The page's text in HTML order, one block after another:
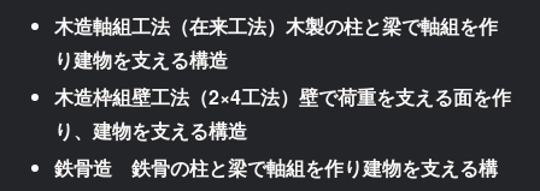
木造軸組工法（在来工法）木製の柱と梁で軸組を作
り建物を支える構造
木造枠組壁工法（2×4工法）壁で荷重を支える面を作
り、建物を支える構造
鉄骨造
鉄骨の柱と梁で軸組を作り建物を支える構